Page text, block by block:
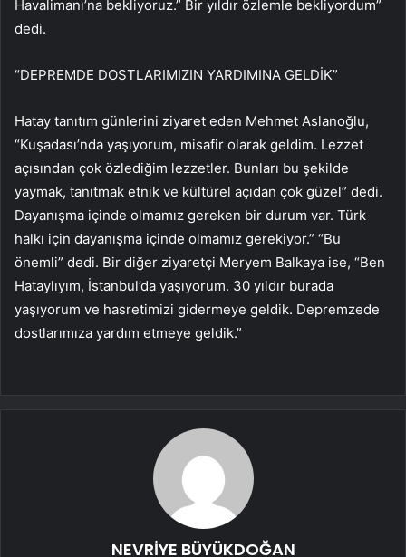
Havalimanı’na bekliyoruz.” Bir yıldır özlemle bekliyordum”
dedi.
“DEPREMDE DOSTLARIMIZIN YARDIMINA GELDİK”
Hatay tanıtım günlerini ziyaret eden Mehmet Aslanoğlu,
“Kuşadası’nda yaşıyorum, misafir olarak geldim. Lezzet
açısından çok özlediğim lezzetler. Bunları bu şekilde
yaymak, tanıtmak etnik ve kültürel açıdan çok güzel” dedi.
Dayanışma içinde olmamız gereken bir durum var. Türk
halkı için dayanışma içinde olmamız gerekiyor.” “Bu
önemli” dedi. Bir diğer ziyaretçi Meryem Balkaya ise, “Ben
Hataylıyım, İstanbul’da yaşıyorum. 30 yıldır burada
yaşıyorum ve hasretimizi gidermeye geldik. Depremzede
dostlarımıza yardım etmeye geldik.”
NEVRİYE BÜYÜKDOĞAN